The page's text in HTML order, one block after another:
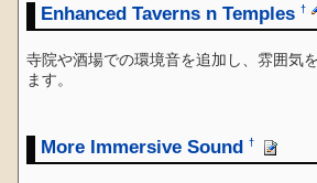
Enhanced Taverns n Temples †
寺院や酒場での環境音を追加し、雰囲気
ます。
More Immersive Sound †